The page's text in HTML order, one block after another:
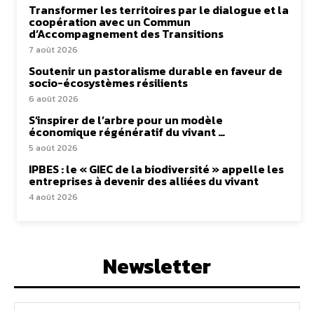
Transformer les territoires par le dialogue et la
coopération avec un Commun
d’Accompagnement des Transitions
7 août 2026
Soutenir un pastoralisme durable en faveur de
socio-écosystèmes résilients
6 août 2026
S’inspirer de l’arbre pour un modèle
économique régénératif du vivant …
5 août 2026
IPBES : le « GIEC de la biodiversité » appelle les
entreprises à devenir des alliées du vivant
4 août 2026
Newsletter